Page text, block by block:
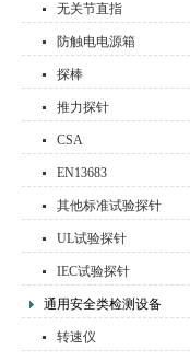
无关节直指
防触电电源箱
探棒
推力探针
CSA
EN13683
其他标准试验探针
UL试验探针
IEC试验探针
通用安全类检测设备
转速仪